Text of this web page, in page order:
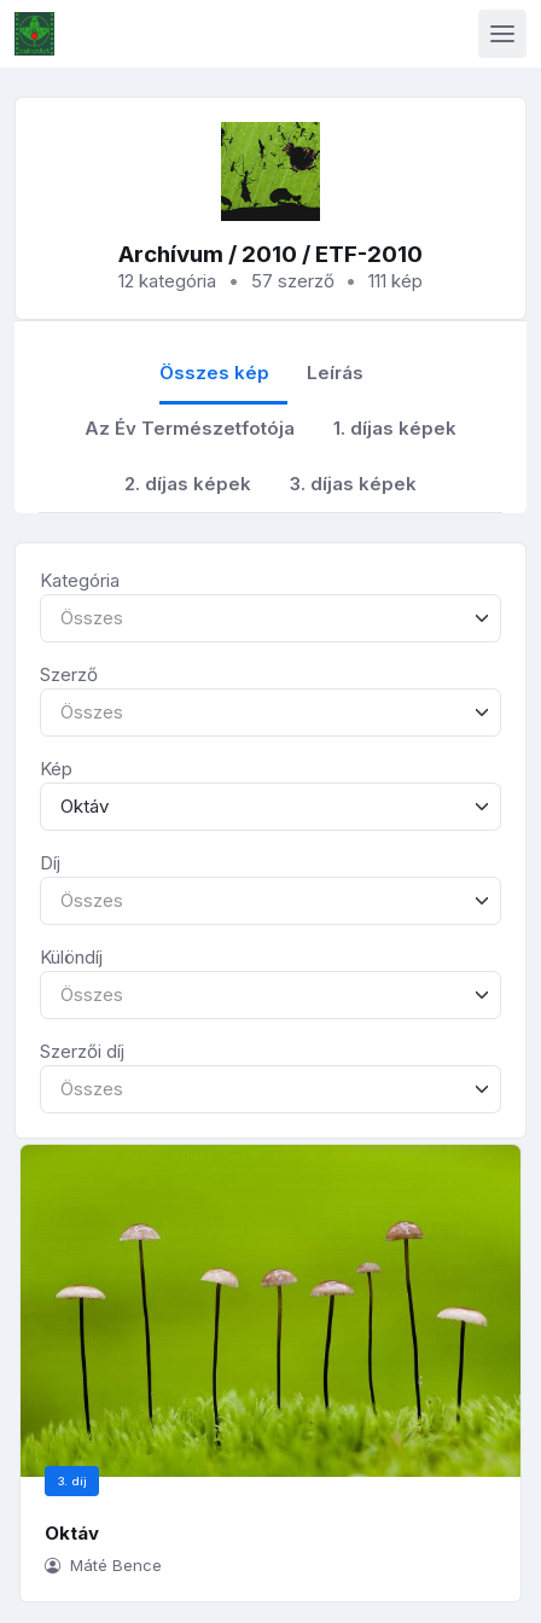
Archívum / 2010 / ETF-2010
12 kategória 57 szerző 111 kép
Összes kép Leírás
Az Év Természetfotója 1. díjas képek
2. díjas képek 3. díjas képek
Kategória
Összes
Szerző
Összes
Kép
Oktáv
Díj
Összes
Különdíj
Összes
Szerzői díj
Összes
3. díj
Oktáv
Máté Bence